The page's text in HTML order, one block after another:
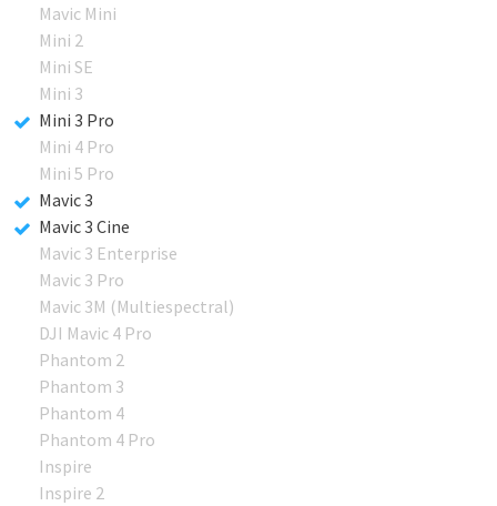
Mavic Mini
Mini 2
Mini SE
Mini 3
Mini 3 Pro
Mini 4 Pro
Mini 5 Pro
Mavic 3
Mavic 3 Cine
Mavic 3 Enterprise
Mavic 3 Pro
Mavic 3M (Multiespectral)
DJI Mavic 4 Pro
Phantom 2
Phantom 3
Phantom 4
Phantom 4 Pro
Inspire
Inspire 2